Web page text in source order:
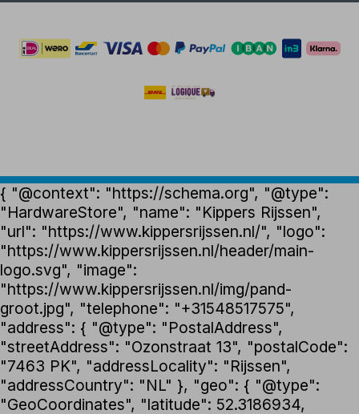
{ "@context": "https://schema.org", "@type":
"HardwareStore", "name": "Kippers Rijssen",
"url": "https://www.kippersrijssen.nl/", "logo":
"https://www.kippersrijssen.nl/header/main-
logo.svg", "image":
"https://www.kippersrijssen.nl/img/pand-
groot.jpg", "telephone": "+31548517575",
"address": { "@type": "PostalAddress",
"streetAddress": "Ozonstraat 13", "postalCode":
"7463 PK", "addressLocality": "Rijssen",
"addressCountry": "NL" }, "geo": { "@type":
"GeoCoordinates", "latitude": 52.3186934,